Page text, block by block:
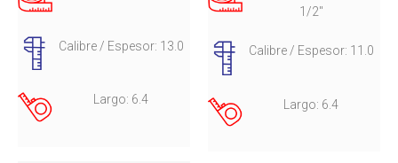
Calibre / Espesor: 13.0
Largo: 6.4
1/2"
Calibre / Espesor: 11.0
Largo: 6.4